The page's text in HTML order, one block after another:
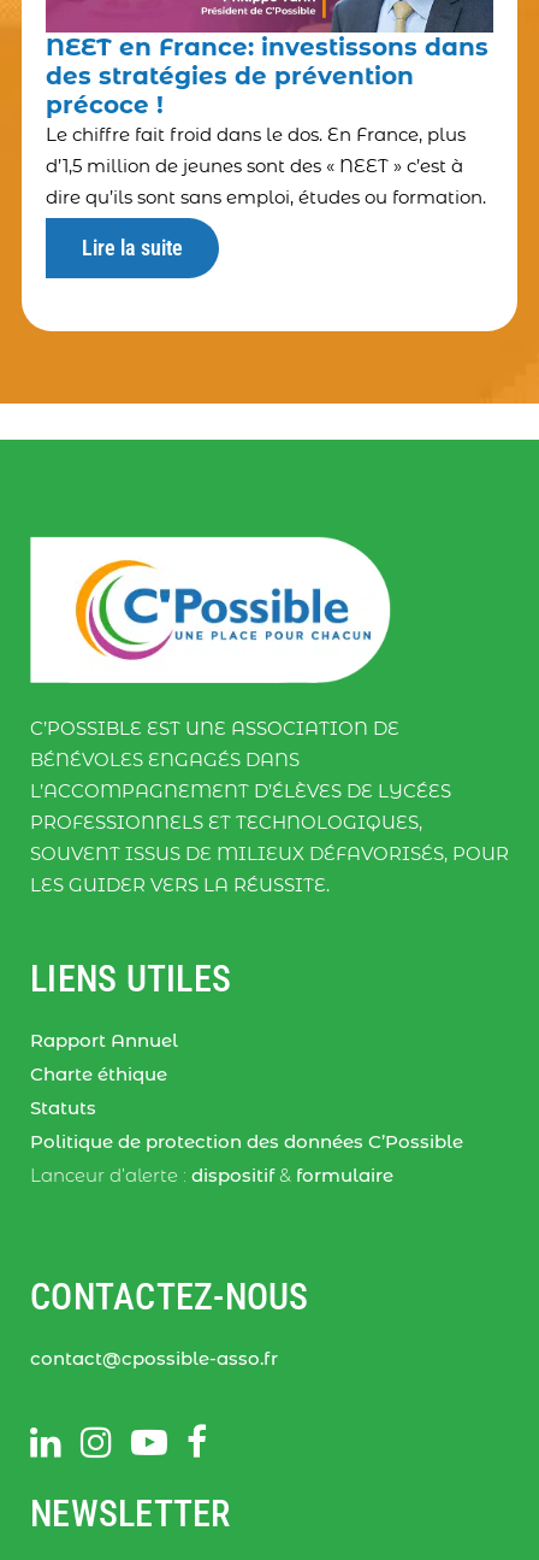
NEET en France: investissons dans
des stratégies de prévention
précoce !
Le chiffre fait froid dans le dos. En France, plus
d’1,5 million de jeunes sont des « NEET » c’est à
dire qu’ils sont sans emploi, études ou formation.
Lire la suite
C’POSSIBLE EST UNE ASSOCIATION DE
BÉNÉVOLES ENGAGÉS DANS
L’ACCOMPAGNEMENT D’ÉLÈVES DE LYCÉES
PROFESSIONNELS ET TECHNOLOGIQUES,
SOUVENT ISSUS DE MILIEUX DÉFAVORISÉS, POUR
LES GUIDER VERS LA RÉUSSITE.
LIENS UTILES
Rapport Annuel
Charte éthique
Statuts
Politique de protection des données C’Possible
Lanceur d’alerte : dispositif & formulaire
CONTACTEZ-NOUS
contact@cpossible-asso.fr
NEWSLETTER